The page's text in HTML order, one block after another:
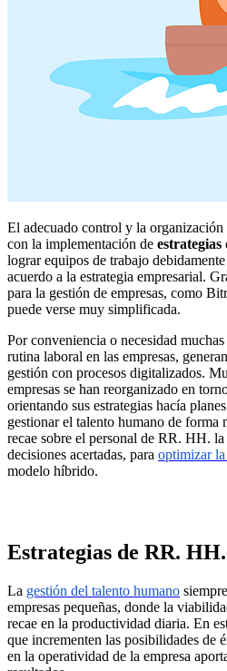
El adecuado control y la organización
con la implementación de
lograr equipos de trabajo
acuerdo a la estrategia empresarial.
para la gestión de empresas, como
puede verse muy simplificada.
Por conveniencia o necesidad
rutina laboral en las empresas,
gestión con procesos digitalizados.
empresas se han reorganizado en
orientando sus estrategias hacía
gestionar el talento humano de forma
recae sobre el personal de RR. HH.
decisiones acertadas, para optimizar
modelo híbrido.
Estrategias de RR. HH.
La gestión del talento humano
empresas pequeñas, donde la
recae en la productividad diaria. En
que incrementen las posibilidades de
en la operatividad de la empresa